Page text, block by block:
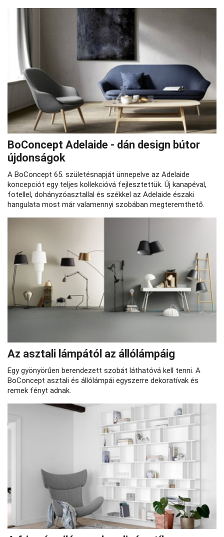
BoConcept Adelaide - dán design bútor
újdonságok
A BoConcept 65. születésnapját ünnepelve az Adelaide
koncepciót egy teljes kollekcióvá fejlesztettük. Új kanapéval,
fotellel, dohányzóasztallal és székkel az Adelaide északi
hangulata most már valamennyi szobában megteremthető.
Az asztali lámpától az állólámpáig
Egy gyönyörűen berendezett szobát láthatóvá kell tenni. A
BoConcept asztali és állólámpái egyszerre dekoratívak és
remek fényt adnak.